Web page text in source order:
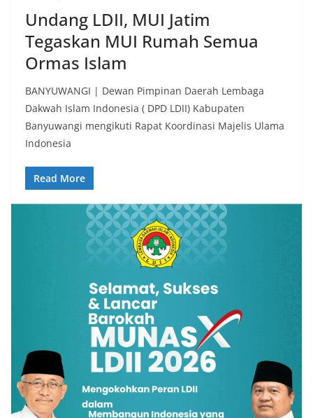
Undang LDII, MUI Jatim
Tegaskan MUI Rumah Semua
Ormas Islam
BANYUWANGI | Dewan Pimpinan Daerah Lembaga
Dakwah Islam Indonesia ( DPD LDII) Kabupaten
Banyuwangi mengikuti Rapat Koordinasi Majelis Ulama
Indonesia
Read More